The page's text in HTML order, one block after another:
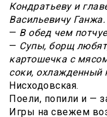
Кондратьеву и
Васильевичу Ганжа.
— В обед чем
— Супы, борщ
картошечка с
соки, охлажденный
Нисходовская.
Поели, попили и —
Игры на свежем